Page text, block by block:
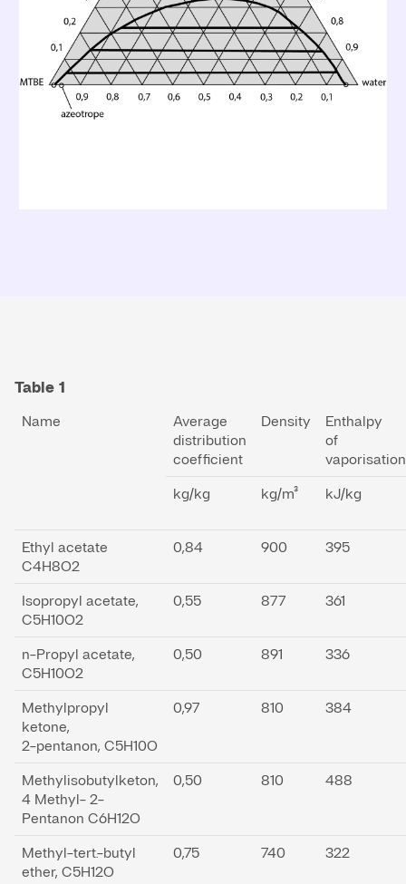
Table 1
Name
Average
distribution
coefficient
Density
Enthalpy
of
vaporisation
kg/kg
kg/m³ kJ/kg
Ethyl acetate
C4H8O2
0,84 900 395
Isopropyl acetate,
C5H10O2
0,55 877 361
n-Propyl acetate,
C5H10O2
0,50 891 336
Methylpropyl
ketone,
2-pentanon, C5H10O
0,97 810 384
Methylisobutylketon,
4 Methyl- 2-
Pentanon C6H12O
0,50 810 488
Methyl-tert.-butyl
ether, C5H12O
0,75 740 322